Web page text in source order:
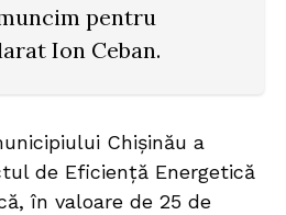
pentru
Ion Ceban.
Chișinău a
de Eficiență Energetică
în valoare de 25 de